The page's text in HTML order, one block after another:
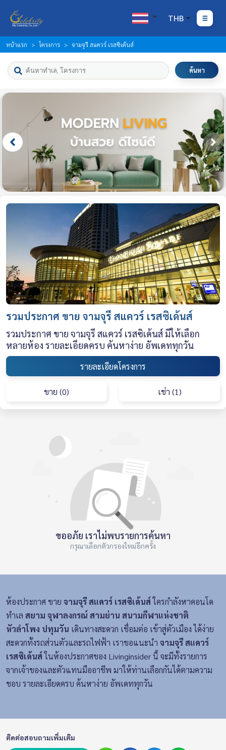
THB
หน้าแรก โครงการ จามจุรี สแควร์ เรสซิเด้นส์
ค้นหา
รวมประกาศ ขาย จามจุรี สแควร์ เรสซิเด้นส์
รวมประกาศ ขาย จามจุรี สแควร์ เรสซิเด้นส์ มีให้เลือก
หลายห้อง รายละเอียดครบ ค้นหาง่าย อัพเดททุกวัน
รายละเอียดโครงการ
ขาย (0) เช่า (1)
ขออภัย เราไม่พบรายการค้นหา
กรุณาเลือกตัวกรองใหม่อีกครั้ง
ห้องประกาศ ขาย จามจุรี สแควร์ เรสซิเด้นส์ใครกำลังหาคอนโด
ทำเล สยาม จุฬาลงกรณ์ สามย่าน สนามกีฬาแห่งชาติ
หัวลำโพง ปทุมวัน เดินทางสะดวก เชื่อมต่อ เข้าสู่ตัวเมือง ได้ง่าย
สะดวกทั้งรถส่วนตัวและรถไฟฟ้า เราขอแนะนำ จามจุรี สแควร์
เรสซิเด้นส์ในห้องประกาศของ Livinginsider นี้ จะมีทั้งรายการ
จากเจ้าของและตัวแทนมืออาชีพ มาให้ท่านเลือกกันได้ตามความ
ชอบ รายละเอียดครบ ค้นหาง่าย อัพเดททุกวัน
ติดต่อสอบถามเพิ่มเติม